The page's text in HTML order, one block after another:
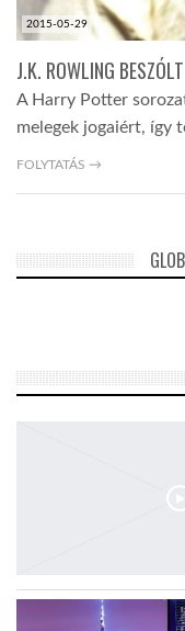
2015-05-29
J.K. ROWLING
A Harry Potter
melegek jogaiért, így
FOLYTATÁS →